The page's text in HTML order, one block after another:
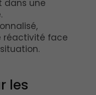
dans une
réactivité face
les